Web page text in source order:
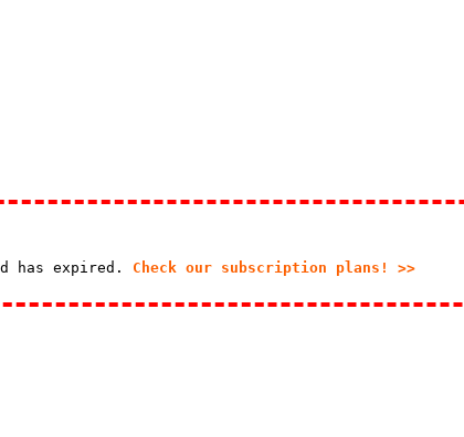
has expired. Check our subscription plans! >>